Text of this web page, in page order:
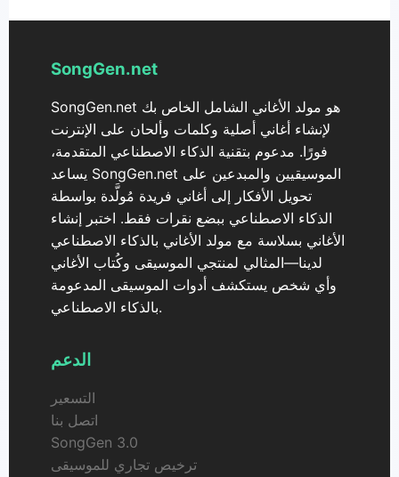
SongGen.net
SongGen.net هو مولد الأغاني الشامل الخاص بك
لإنشاء أغاني أصلية وكلمات وألحان على الإنترنت
فورًا. مدعوم بتقنية الذكاء الاصطناعي المتقدمة،
يساعد SongGen.net الموسيقيين والمبدعين على
تحويل الأفكار إلى أغاني فريدة مُولَّدة بواسطة
الذكاء الاصطناعي ببضع نقرات فقط. اختبر إنشاء
الأغاني بسلاسة مع مولد الأغاني بالذكاء الاصطناعي
لدينا—المثالي لمنتجي الموسيقى وكُتاب الأغاني
وأي شخص يستكشف أدوات الموسيقى المدعومة
بالذكاء الاصطناعي.
الدعم
التسعير
اتصل بنا
SongGen 3.0
ترخيص تجاري للموسيقى